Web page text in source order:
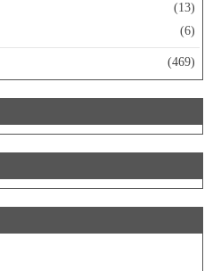
(13)
(6)
(469)